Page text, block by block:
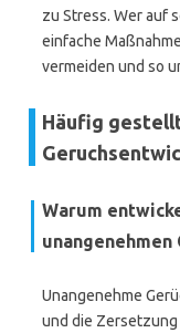
zu Stress. Wer auf
einfache
vermeiden und so
Häufig
Warum
unangenehmen
Unangenehme
und die